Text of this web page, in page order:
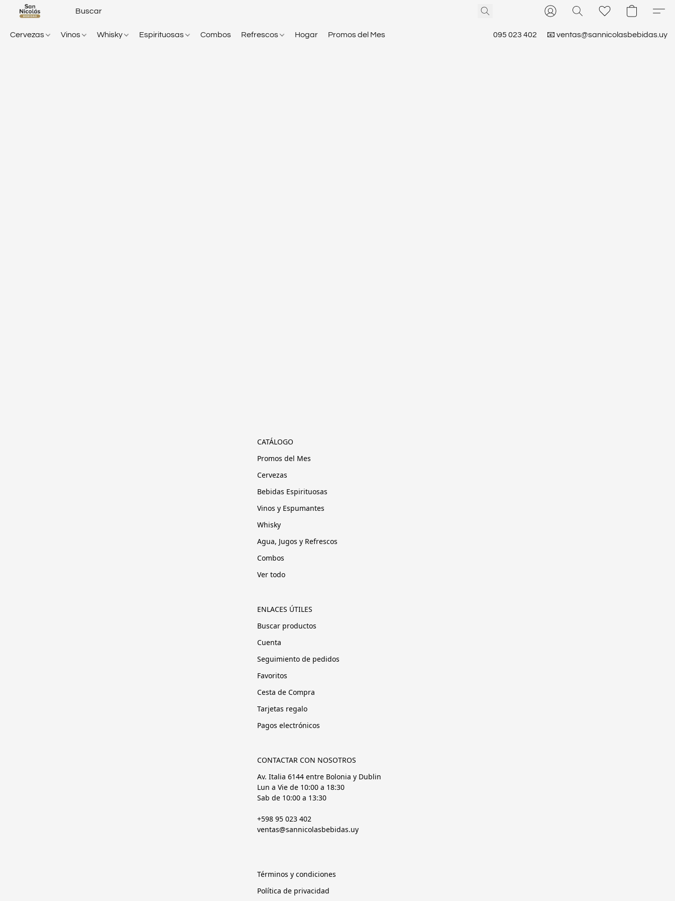
Cervezas Vinos Whisky Espirituosas Combos Refrescos Hogar Promos del Mes 095 023 402 📧 ventas@sannicolasbebidas.uy
CATÁLOGO
Promos del Mes
Cervezas
Bebidas Espirituosas
Vinos y Espumantes
Whisky
Agua, Jugos y Refrescos
Combos
Ver todo
ENLACES ÚTILES
Buscar productos
Cuenta
Seguimiento de pedidos
Favoritos
Cesta de Compra
Tarjetas regalo
Pagos electrónicos
CONTACTAR CON NOSOTROS
Av. Italia 6144 entre Bolonia y Dublin
Lun a Vie de 10:00 a 18:30
Sab de 10:00 a 13:30
+598 95 023 402
ventas@sannicolasbebidas.uy
Términos y condiciones
Política de privacidad